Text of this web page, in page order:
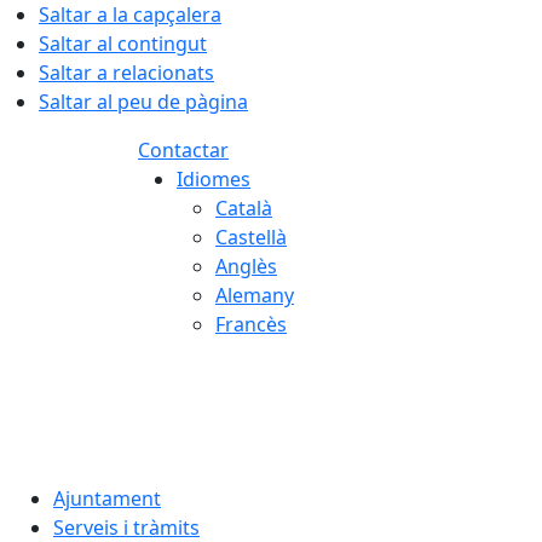
Saltar a la capçalera
Saltar al contingut
Saltar a relacionats
Saltar al peu de pàgina
Contactar
Idiomes
Català
Castellà
Anglès
Alemany
Francès
Ajuntament
Serveis i tràmits